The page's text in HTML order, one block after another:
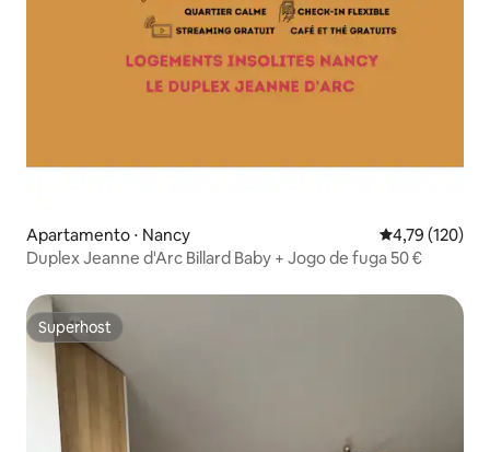
Apartamento ⋅ Nancy 4,79 de uma
4,79 (120)
Duplex Jeanne d'Arc Billard Baby + Jogo de fuga 50 €
Superhost
Superhost